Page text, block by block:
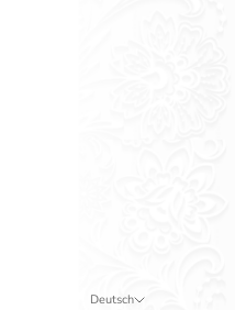
Deutsch